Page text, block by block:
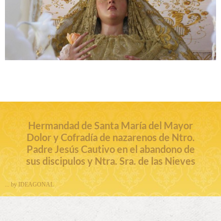
Hermandad de Santa María del Mayor
Dolor y Cofradía de nazarenos de Ntro.
Padre Jesús Cautivo en el abandono de
sus discipulos y Ntra. Sra. de las Nieves
... by IDEAGONAL